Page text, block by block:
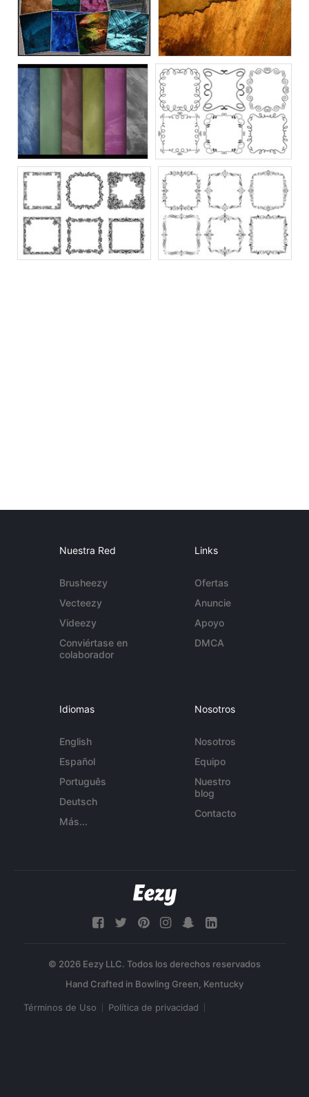
Nuestra Red
Brusheezy
Vecteezy
Videezy
Conviértase en
colaborador
Links
Ofertas
Anuncie
Apoyo
DMCA
Idiomas
English
Español
Português
Deutsch
Más...
Nosotros
Nosotros
Equipo
Nuestro
blog
Contacto
© 2026 Eezy LLC. Todos los derechos reservados
Términos de Uso Política de privacidad